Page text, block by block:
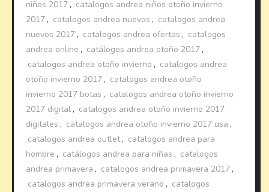
niños 2017 , catalogos andrea niños otoño invierno
2017 , catalogos andrea nuevos , catalogos andrea
nuevos 2017 , catalogos andrea ofertas , catalogos
andrea online , catálogos andrea otoño 2017 ,
catalogos andrea otoño invierno , catalogos andrea
otoño invierno 2017 , catalogos andrea otoño
invierno 2017 botas , catalogos andrea otoño invierno
2017 digital , catalogos andrea otoño invierno 2017
digitales , catalogos andrea otoño invierno 2017 usa ,
catalogos andrea outlet, catalogos andrea para
hombre , catálogos andrea para niñas , catalogos
andrea primavera , catalogos andrea primavera 2017 ,
catalogos andrea primavera verano , catalogos